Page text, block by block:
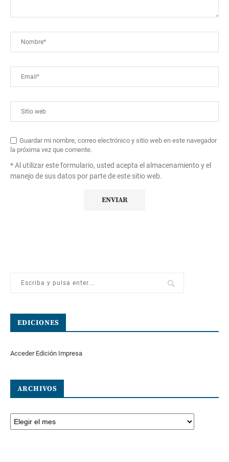
Guardar mi nombre, correo electrónico y sitio web en este navegador
la próxima vez que comente.
* Al utilizar este formulario, usted acepta el almacenamiento y el
manejo de sus datos por parte de este sitio web.
EDICIONES
Acceder Edición Impresa
ARCHIVOS